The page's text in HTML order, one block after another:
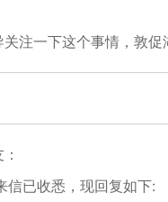
注一下这个事情，敦
已收悉，现回复如下: